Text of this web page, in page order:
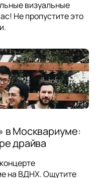
визуальные
Не пропустите это
в Москвариуме:
драйва
на ВДНХ. Ощутите